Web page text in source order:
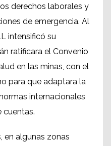
derechos laborales y
de emergencia. Al
intensificó su
ratificara el Convenio
en las minas, con el
para que adaptara la
internacionales
cuentas.
en algunas zonas